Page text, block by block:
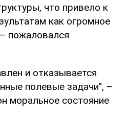
что привело к
как огромное
пожаловался
и отказывается
полевые задачи", –
моральное состояние